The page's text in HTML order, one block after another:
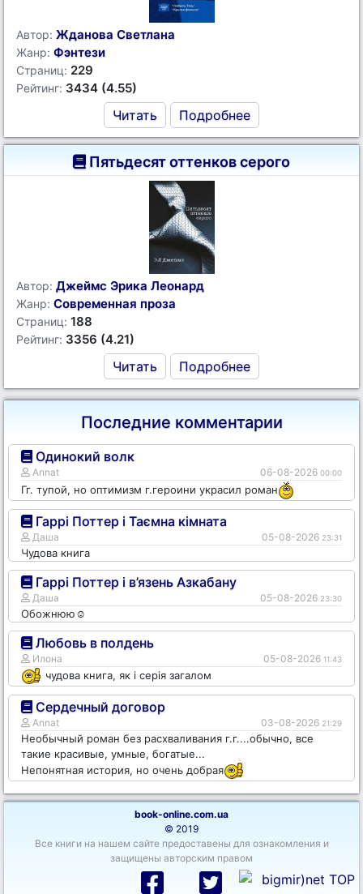
Автор: Жданова Светлана
Жанр: Фэнтези
Страниц: 229
Рейтинг: 3434 (4.55)
Читать Подробнее
Пятьдесят оттенков серого
Автор: Джеймс Эрика Леонард
Жанр: Современная проза
Страниц: 188
Рейтинг: 3356 (4.21)
Читать Подробнее
Последние комментарии
Одинокий волк
Annat 06-08-2026 00:00
Гг. тупой, но оптимизм г.героини украсил роман
Гаррі Поттер і Таємна кімната
Даша 05-08-2026 23:31
Чудова книга
Гаррі Поттер і в’язень Азкабану
Даша 05-08-2026 23:30
Обожнюю☺️
Любовь в полдень
Илона 05-08-2026 11:43
чудова книга, як і серія загалом
Сердечный договор
Annat 03-08-2026 21:29
Необычный роман без расхваливания г.г....обычно, все
такие красивые, умные, богатые...
Непонятная история, но очень добрая
book-online.com.ua
© 2019
Все книги на нашем сайте предоставены для ознакомления и
защищены авторским правом